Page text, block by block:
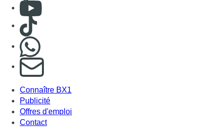
Consulter Youtube
Consulter TikTok
S'abonner à notre newsletter
Connaître BX1
Publicité
Offres d'emploi
Contact